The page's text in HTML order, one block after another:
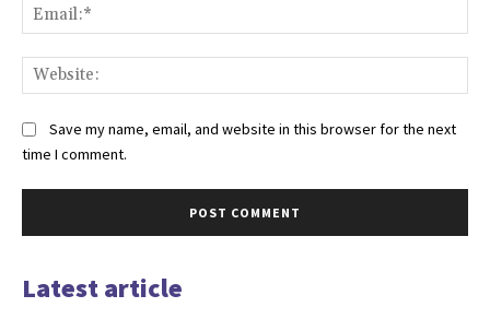
Save my name, email, and website in this browser for the next
time I comment.
Latest article